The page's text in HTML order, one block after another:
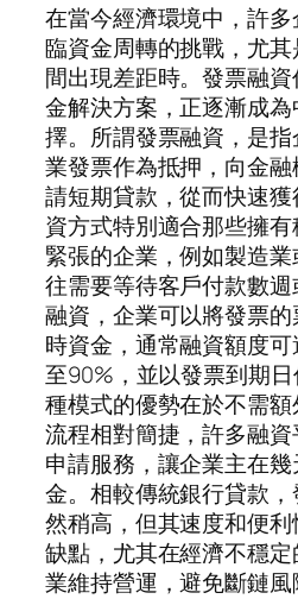
在當今經濟環境中，許
臨資金周轉的挑戰，尤
間出現差距時。發票融
金解決方案，正逐漸成
擇。所謂發票融資，是
業發票作為抵押，向金
請短期貸款，從而快速
資方式特別適合那些擁
緊張的企業，例如製造
往需要等待客戶付款數
融資，企業可以將發票
時資金，通常融資額度
至90%，並以發票到期
種模式的優勢在於不需
流程相對簡捷，許多融
申請服務，讓企業主在
金。相較傳統銀行貸款
然稍高，但其速度和便
缺點，尤其在經濟不穩
業維持營運，避免斷鏈風